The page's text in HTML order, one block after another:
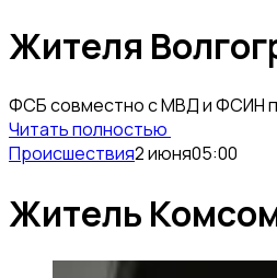
Жителя
ФСБ совместно с МВД и ФСИН
Читать полностью
Происшествия2 июня05:00
Житель